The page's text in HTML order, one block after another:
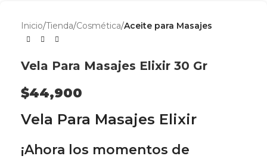
Inicio Tienda Cosmética Aceite para Masajes
Vela Para Masajes Elixir 30 Gr
$44,900
Vela Para Masajes Elixir
¡Ahora los momentos de